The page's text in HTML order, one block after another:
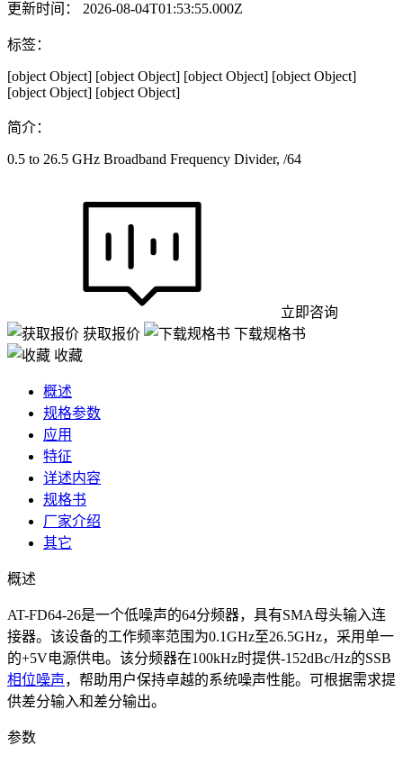
更新时间： 2026-08-04T01:53:55.000Z
标签：
[object Object] [object Object] [object Object] [object Object]
[object Object] [object Object]
简介：
0.5 to 26.5 GHz Broadband Frequency Divider, /64
立即咨询
获取报价
下载规格书
收藏
概述
规格参数
应用
特征
详述内容
规格书
厂家介绍
其它
概述
AT-FD64-26是一个低噪声的64分频器，具有SMA母头输入连
接器。该设备的工作频率范围为0.1GHz至26.5GHz，采用单一
的+5V电源供电。该分频器在100kHz时提供-152dBc/Hz的SSB
相位噪声，帮助用户保持卓越的系统噪声性能。可根据需求提
供差分输入和差分输出。
参数